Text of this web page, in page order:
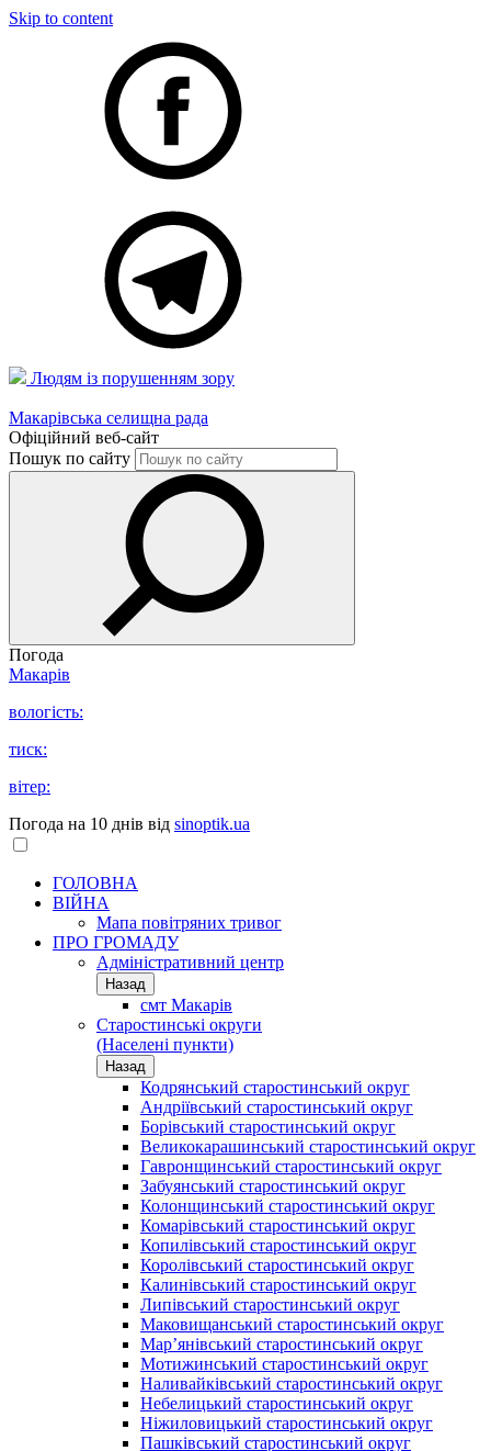
Skip to content
Людям із порушенням зору
Макарівська селищна рада
Офіційний веб-сайт
Пошук по сайту
Погода
Макарів
вологість:
тиск:
вітер:
Погода на 10 днів від sinoptik.ua
ГОЛОВНА
ВІЙНА
Мапа повітряних тривог
ПРО ГРОМАДУ
Aдміністративний центр
Назад
смт Макарів
Старостинські округи
(Населені пункти)
Назад
Кодрянський старостинський округ
Андріївський старостинський округ
Борівський старостинський округ
Великокарашинський старостинський округ
Гавронщинський старостинський округ
Забуянський старостинський округ
Колонщинський старостинський округ
Комарівський старостинський округ
Копилівський старостинський округ
Королівський старостинський округ
Калинівський старостинський округ
Липівський старостинський округ
Маковищанський старостинський округ
Мар’янівський старостинський округ
Мотижинський старостинський округ
Наливайківський старостинський округ
Небелицький старостинський округ
Ніжиловицький старостинський округ
Пашківський старостинський округ